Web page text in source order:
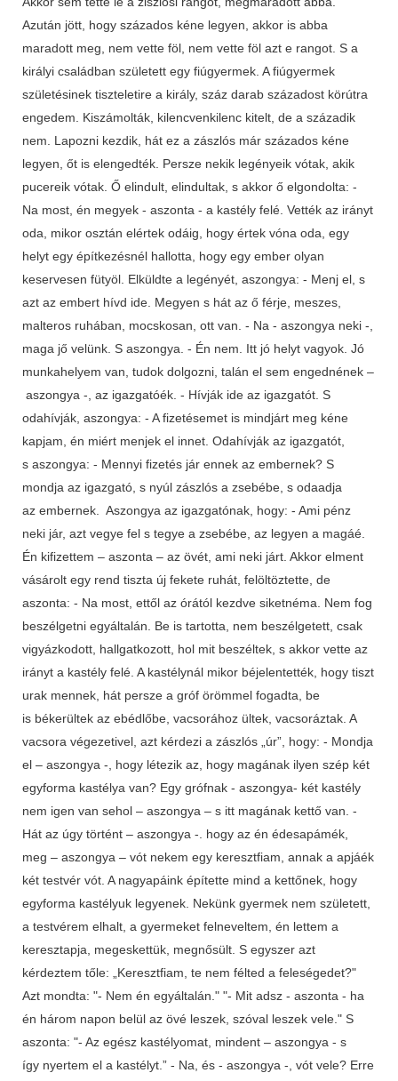
Azután jött, hogy százados kéne legyen, akkor is abba
maradott meg, nem vette föl, nem vette föl azt e rangot. S a
királyi családban született egy fiúgyermek. A fiúgyermek
születésinek tiszteletire a király, száz darab századost körútra
engedem. Kiszámolták, kilencvenkilenc kitelt, de a századik
nem. Lapozni kezdik, hát ez a zászlós már százados kéne
legyen, őt is elengedték. Persze nekik legényeik vótak, akik
pucereik vótak. Ő elindult, elindultak, s akkor ő elgondolta: -
Na most, én megyek - aszonta - a kastély felé. Vették az irányt
oda, mikor osztán elértek odáig, hogy értek vóna oda, egy
helyt egy építkezésnél hallotta, hogy egy ember olyan
keservesen fütyöl. Elküldte a legényét, aszongya: - Menj el, s
azt az embert hívd ide. Megyen s hát az ő férje, meszes,
malteros ruhában, mocskosan, ott van. - Na - aszongya neki -,
maga jő velünk. S aszongya. - Én nem. Itt jó helyt vagyok. Jó
munkahelyem van, tudok dolgozni, talán el sem engednének –
aszongya -, az igazgatóék. - Hívják ide az igazgatót. S
odahívják, aszongya: - A fizetésemet is mindjárt meg kéne
kapjam, én miért menjek el innet. Odahívják az igazgatót,
s aszongya: - Mennyi fizetés jár ennek az embernek? S
mondja az igazgató, s nyúl zászlós a zsebébe, s odaadja
az embernek. Aszongya az igazgatónak, hogy: - Ami pénz
neki jár, azt vegye fel s tegye a zsebébe, az legyen a magáé.
Én kifizettem – aszonta – az övét, ami neki járt. Akkor elment
vásárolt egy rend tiszta új fekete ruhát, felöltöztette, de
aszonta: - Na most, ettől az órától kezdve siketnéma. Nem fog
beszélgetni egyáltalán. Be is tartotta, nem beszélgetett, csak
vigyázkodott, hallgatkozott, hol mit beszéltek, s akkor vette az
irányt a kastély felé. A kastélynál mikor béjelentették, hogy tiszt
urak mennek, hát persze a gróf örömmel fogadta, be
is békerültek az ebédlőbe, vacsorához ültek, vacsoráztak. A
vacsora végezetivel, azt kérdezi a zászlós „úr”, hogy: - Mondja
el – aszongya -, hogy létezik az, hogy magának ilyen szép két
egyforma kastélya van? Egy grófnak - aszongya- két kastély
nem igen van sehol – aszongya – s itt magának kettő van. -
Hát az úgy történt – aszongya -. hogy az én édesapámék,
meg – aszongya – vót nekem egy keresztfiam, annak a apjáék
két testvér vót. A nagyapáink építette mind a kettőnek, hogy
egyforma kastélyuk legyenek. Nekünk gyermek nem született,
a testvérem elhalt, a gyermeket felneveltem, én lettem a
keresztapja, megeskettük, megnősült. S egyszer azt
kérdeztem tőle: „Keresztfiam, te nem félted a feleségedet?"
Azt mondta: "- Nem én egyáltalán." "- Mit adsz - aszonta - ha
én három napon belül az övé leszek, szóval leszek vele." S
aszonta: "- Az egész kastélyomat, mindent – aszongya - s
így nyertem el a kastélyt.” - Na, és - aszongya -, vót vele? Erre